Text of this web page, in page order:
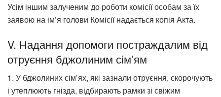
Усім іншим залученим до роботи комісії особам за їх
заявою на ім’я голови Комісії надається копія Акта.
V. Надання допомоги постраждалим від
отруєння бджолиним сім’ям
1. У бджолиних сім’ях, які зазнали отруєння, скорочують
і утеплюють гнізда, відбирають рамки зі свіжим